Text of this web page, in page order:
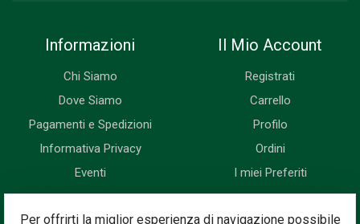
Per offrirti la miglior esperienza di navigazione possibile
Informazioni
Chi Siamo
Dove Siamo
Pagamenti e Spedizioni
Informativa Privacy
Eventi
Il Mio Account
Registrati
Carrello
Profilo
Ordini
I miei Preferiti
Newsletter